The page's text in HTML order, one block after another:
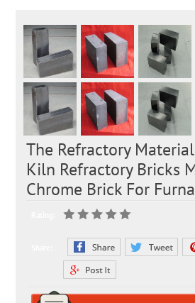
The Refractory
Kiln Refractory Bricks
Chrome Brick For